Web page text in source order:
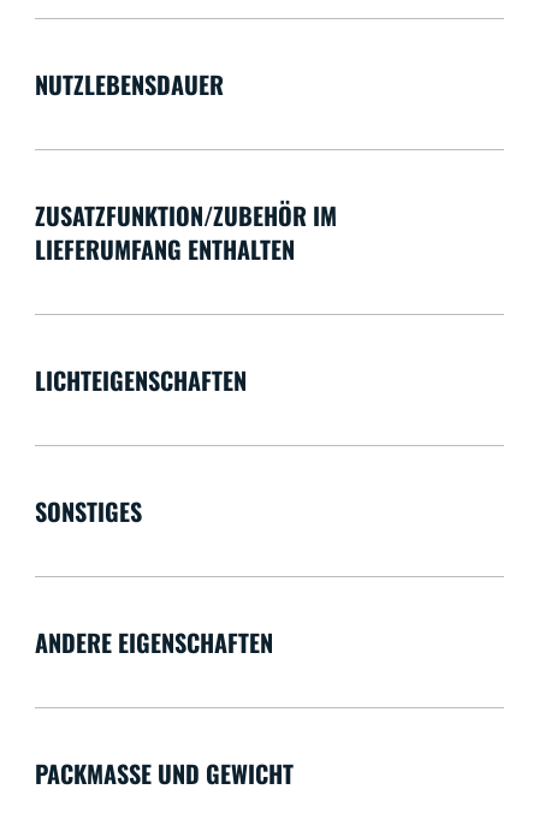
NUTZLEBENSDAUER
ZUSATZFUNKTION/ZUBEHÖR IM
LIEFERUMFANG ENTHALTEN
LICHTEIGENSCHAFTEN
SONSTIGES
ANDERE EIGENSCHAFTEN
PACKMASSE UND GEWICHT